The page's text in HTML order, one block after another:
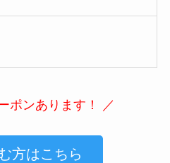
ポンあります！ ／
方はこちら